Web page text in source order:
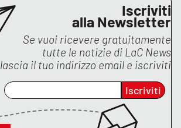
Iscriviti
alla Newsletter
Se vuoi ricevere gratuitamente
tutte le notizie di LaC News
lascia il tuo indirizzo email e iscriviti
Iscriviti